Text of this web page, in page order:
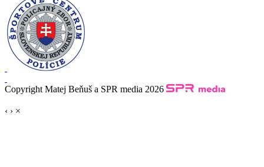
Copyright Matej Beňuš a SPR media 2026
‹ › ×